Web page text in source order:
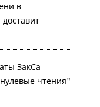
в
ЗакСа
чтения"